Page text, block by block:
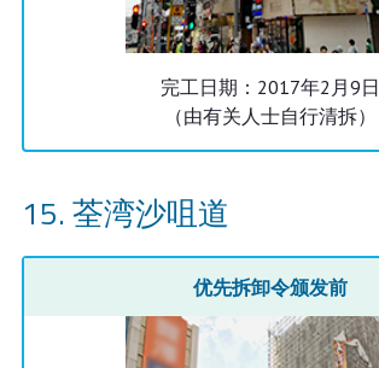
完工日期：2017年2月9日
（由有关人士自行清拆）
荃湾沙咀道
优先拆卸令颁发前